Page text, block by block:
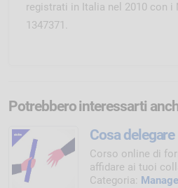
registrati in Italia nel 2010 con i
1347371.
Potrebbero interessarti
Cosa delegare
Corso online di
affidare ai tuoi
Categoria: